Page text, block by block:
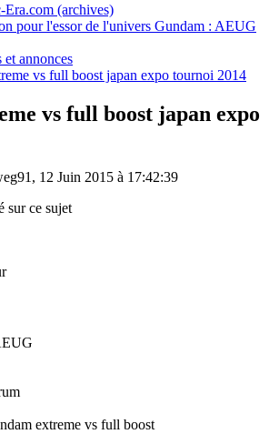
Era.com (archives)
pour l'essor de l'univers Gundam : AEUG
et annonces
vs full boost japan expo tournoi 2014
vs full boost japan expo
12 Juin 2015 à 17:42:39
sur ce sujet
extreme vs full boost